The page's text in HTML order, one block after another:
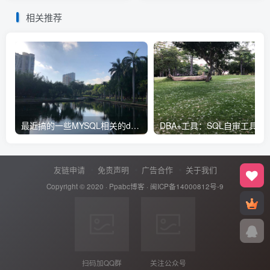
相关推荐
最近搞的一些MYSQL相关的docker镜像
友链申请 免责声明 广告合作 关于我们
Copyright © 2020 · Ppabc博客 · 闽ICP备14000812号-9
扫码加QQ群 关注公众号